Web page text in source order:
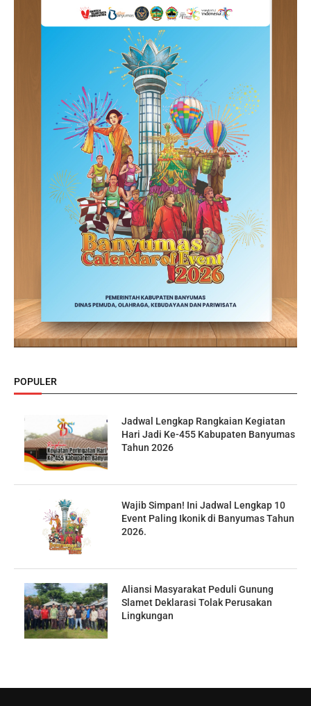
POPULER
Jadwal Lengkap Rangkaian Kegiatan
Hari Jadi Ke-455 Kabupaten Banyumas
Tahun 2026
Wajib Simpan! Ini Jadwal Lengkap 10
Event Paling Ikonik di Banyumas Tahun
2026.
Aliansi Masyarakat Peduli Gunung
Slamet Deklarasi Tolak Perusakan
Lingkungan